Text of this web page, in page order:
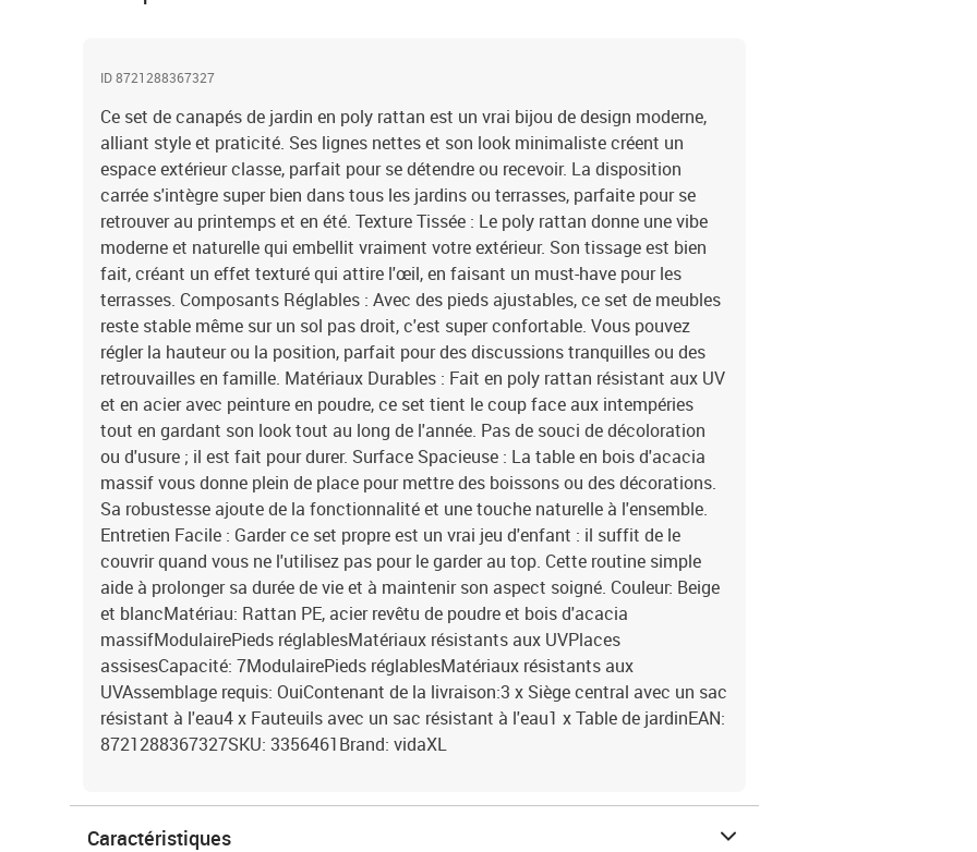
ID 8721288367327
Ce set de canapés de jardin en poly rattan est un vrai bijou de design moderne,
alliant style et praticité. Ses lignes nettes et son look minimaliste créent un
espace extérieur classe, parfait pour se détendre ou recevoir. La disposition
carrée s'intègre super bien dans tous les jardins ou terrasses, parfaite pour se
retrouver au printemps et en été. Texture Tissée : Le poly rattan donne une vibe
moderne et naturelle qui embellit vraiment votre extérieur. Son tissage est bien
fait, créant un effet texturé qui attire l'œil, en faisant un must-have pour les
terrasses. Composants Réglables : Avec des pieds ajustables, ce set de meubles
reste stable même sur un sol pas droit, c'est super confortable. Vous pouvez
régler la hauteur ou la position, parfait pour des discussions tranquilles ou des
retrouvailles en famille. Matériaux Durables : Fait en poly rattan résistant aux UV
et en acier avec peinture en poudre, ce set tient le coup face aux intempéries
tout en gardant son look tout au long de l'année. Pas de souci de décoloration
ou d'usure ; il est fait pour durer. Surface Spacieuse : La table en bois d'acacia
massif vous donne plein de place pour mettre des boissons ou des décorations.
Sa robustesse ajoute de la fonctionnalité et une touche naturelle à l'ensemble.
Entretien Facile : Garder ce set propre est un vrai jeu d'enfant : il suffit de le
couvrir quand vous ne l'utilisez pas pour le garder au top. Cette routine simple
aide à prolonger sa durée de vie et à maintenir son aspect soigné. Couleur: Beige
et blancMatériau: Rattan PE, acier revêtu de poudre et bois d'acacia
massifModulairePieds réglablesMatériaux résistants aux UVPlaces
assisesCapacité: 7ModulairePieds réglablesMatériaux résistants aux
UVAssemblage requis: OuiContenant de la livraison:3 x Siège central avec un sac
résistant à l'eau4 x Fauteuils avec un sac résistant à l'eau1 x Table de jardinEAN:
8721288367327SKU: 3356461Brand: vidaXL
Caractéristiques